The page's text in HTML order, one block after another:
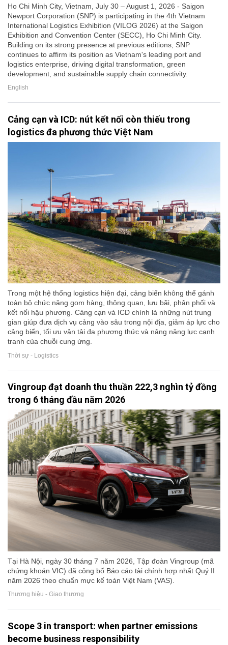
Ho Chi Minh City, Vietnam, July 30 – August 1, 2026 - Saigon
Newport Corporation (SNP) is participating in the 4th Vietnam
International Logistics Exhibition (VILOG 2026) at the Saigon
Exhibition and Convention Center (SECC), Ho Chi Minh City.
Building on its strong presence at previous editions, SNP
continues to affirm its position as Vietnam's leading port and
logistics enterprise, driving digital transformation, green
development, and sustainable supply chain connectivity.
English
Cảng cạn và ICD: nút kết nối còn thiếu trong
logistics đa phương thức Việt Nam
Trong một hệ thống logistics hiện đại, cảng biển không thể gánh
toàn bộ chức năng gom hàng, thông quan, lưu bãi, phân phối và
kết nối hậu phương. Cảng cạn và ICD chính là những nút trung
gian giúp đưa dịch vụ cảng vào sâu trong nội địa, giảm áp lực cho
cảng biển, tối ưu vận tải đa phương thức và nâng năng lực cạnh
tranh của chuỗi cung ứng.
Thời sự - Logistics
Vingroup đạt doanh thu thuần 222,3 nghìn tỷ đồng
trong 6 tháng đầu năm 2026
Tại Hà Nội, ngày 30 tháng 7 năm 2026, Tập đoàn Vingroup (mã
chứng khoán VIC) đã công bố Báo cáo tài chính hợp nhất Quý II
năm 2026 theo chuẩn mực kế toán Việt Nam (VAS).
Thương hiệu - Giao thương
Scope 3 in transport: when partner emissions
become business responsibility